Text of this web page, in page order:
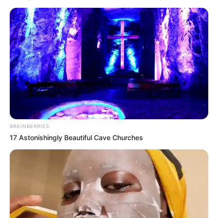
korrupció mértéke, de szerinte ez nem jelenti azt,
hogy könnyű időszak következik.
BRAINBERRIES
17 Astonishingly Beautiful Cave Churches